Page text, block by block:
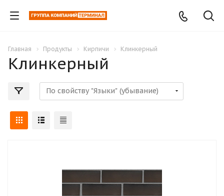
Главная Продукты Кирпичи Клинкерный
Клинкерный